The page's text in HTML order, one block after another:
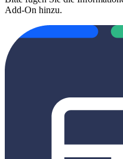
Add-On hinzu.